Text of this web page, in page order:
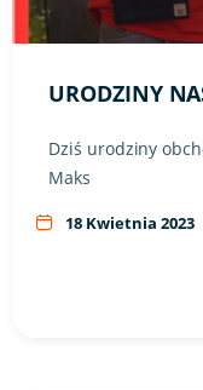
URODZINY
Dziś urodziny
Maks
18 Kwietnia 2023